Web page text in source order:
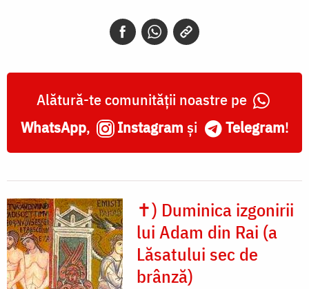
Alătură-te comunității noastre pe
WhatsApp, Instagram și Telegram!
✝) Duminica izgonirii
lui Adam din Rai (a
Lăsatului sec de
brânză)